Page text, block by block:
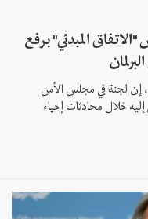
المبدئي" برفع
إن لجنة في مجلس الأمن
خلال محادثات إحياء